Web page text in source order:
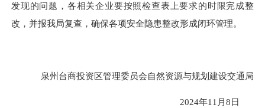
发现的问题，各相关企业要按照检查表上要求的时限完成整
改，并报我局复查，确保各项安全隐患整改形成闭环管理。
泉州台商投资区管理委员会自然资源与规划建设交通局
2024年11月8日